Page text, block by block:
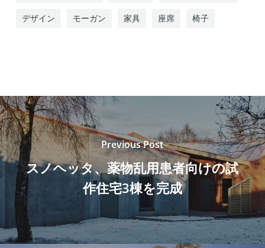
デザイン モーガン 家具 座席 椅子
Previous Post
スノヘッタ、薬物乱用患者向けの試
作住宅3棟を完成